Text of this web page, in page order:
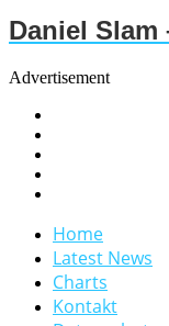
Daniel Slam
Advertisement
Home
Latest News
Charts
Kontakt